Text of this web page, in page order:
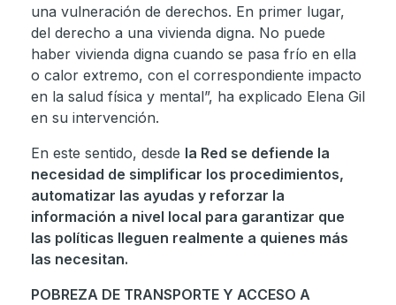
una vulneración de derechos. En primer lugar,
del derecho a una vivienda digna. No puede
haber vivienda digna cuando se pasa frío en ella
o calor extremo, con el correspondiente impacto
en la salud física y mental”, ha explicado Elena Gil
en su intervención.
En este sentido, desde la Red se defiende la
necesidad de simplificar los procedimientos,
automatizar las ayudas y reforzar la
información a nivel local para garantizar que
las políticas lleguen realmente a quienes más
las necesitan.
POBREZA DE TRANSPORTE Y ACCESO A